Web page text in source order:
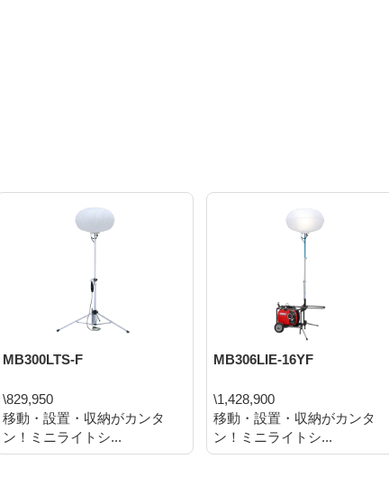
MB300LTS-F
\829,950
移動・設置・収納がカンタ
ン！ミニライトシ...
MB306LIE-16YF
\1,428,900
移動・設置・収納がカンタ
ン！ミニライトシ...